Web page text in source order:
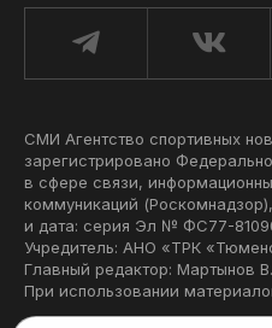
СМИ Агентство спортивных
зарегистрировано
в сфере связи,
коммуникаций
и дата: серия Эл № ФС77-
Учредитель: АНО «ТРК
Главный редактор: Мартынов
При использовании